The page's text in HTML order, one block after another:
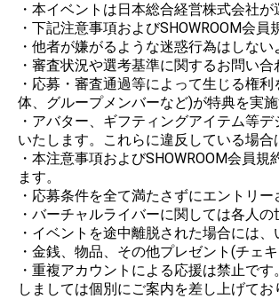
・本イベントは日本総合経営株式会社が
・下記注意事項およびSHOWROOM会
・他者が嫌がるような迷惑行為はしない
・審査状況や選考基準に関するお問い
・応募・審査通過等によって生じる権
体、グループメンバーなど)が特典を実
・アバター、ギフティングアイテム等
いたします。これらに違反している場
・本注意事項およびSHOWROOM会員
ます。
・応募条件を全て満たさずにエントリ
・バーチャルライバーに関しては各人
・イベントを途中離脱された場合には
・金銭、物品、その他プレゼント(チェ
・重複アカウントによる応援は禁止で
しましては個別にご案内を差し上げてお